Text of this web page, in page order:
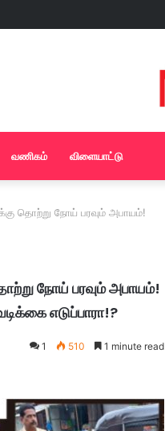
வணிகம் விளையாட்டு
தொற்று நோய் பரவும் அபாயம்!
நோய் பரவும் அபாயம்!
எடுப்பாரா!?
1 510 1 minute read